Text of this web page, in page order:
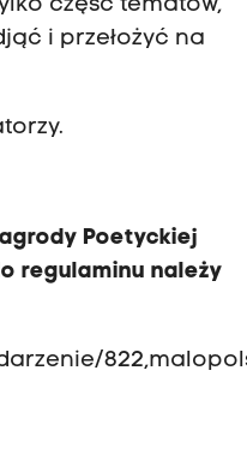
część tematów,
i przełożyć na
Poetyckiej
regulaminu należy